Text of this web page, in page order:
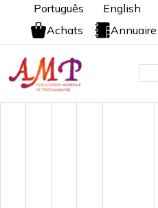
Português English
Achats
Annuaire